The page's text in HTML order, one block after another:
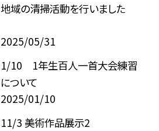
地域の清掃活動を行いました
2025/05/31
1/10 1年生百人一首大会練習
について
2025/01/10
11/3 美術作品展示2